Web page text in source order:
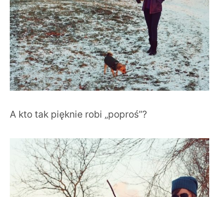
A kto tak pięknie robi „poproś”?